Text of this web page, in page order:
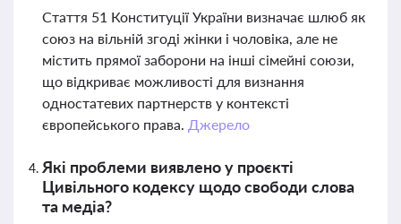
Стаття 51 Конституції України визначає шлюб як
союз на вільній згоді жінки і чоловіка, але не
містить прямої заборони на інші сімейні союзи,
що відкриває можливості для визнання
одностатевих партнерств у контексті
європейського права. Джерело
Які проблеми виявлено у проєкті
Цивільного кодексу щодо свободи слова
та медіа?